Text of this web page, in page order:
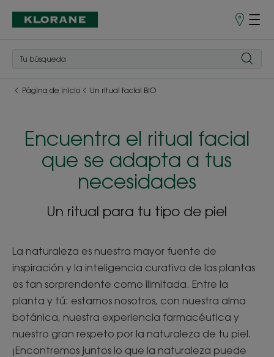
Puntos
Página de inicio Un ritual facial BIO
Encuentra el ritual facial
que se adapta a tus
necesidades
Un ritual para tu tipo de piel
La naturaleza es nuestra mayor fuente de
inspiración y la inteligencia curativa de las plantas
es tan sorprendente como ilimitada. Entre la
planta y tú: estamos nosotros, con nuestra alma
botánica, nuestra experiencia farmacéutica y
nuestro gran respeto por la naturaleza de tu piel.
¡Encontremos juntos lo que la naturaleza puede